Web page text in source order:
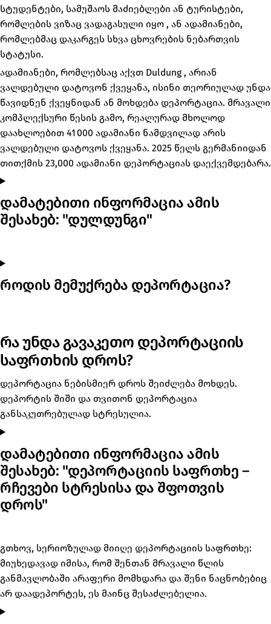
სტუდენტები, სამუშაოს მაძიებლები ან ტურისტები,
რომლების ვიზაც ვადაგასული იყო , ან ადამიანები,
რომლებმაც დაკარგეს სხვა ცხოვრების ნებართვის
სტატუსი.
ადამიანები, რომლებსაც აქვთ Duldung , არიან
ვალდებული დატოვონ ქვეყანა, ისინი თეორიულად უნდა
წავიდნენ ქვეყნიდან ან მოხდება დეპორტაცია. მრავალი
კომპლექსური წესის გამო, რეალურად მხოლოდ
დაახლოებით 41 000 ადამიანი ნამდვილად არის
ვალდებული დატოვოს ქვეყანა. 2025 წელს გერმანიიდან
თითქმის 23,000 ადამიანი დეპორტაციას დაექვემდებარა.
დამატებითი ინფორმაცია ამის
შესახებ: "დულდუნგი"
როდის მემუქრება დეპორტაცია?
რა უნდა გავაკეთო დეპორტაციის
საფრთხის დროს?
დეპორტაცია ნებისმიერ დროს შეიძლება მოხდეს.
დეპორტის შიში და თვითონ დეპორტაცია
განსაკუთრებულად სტრესულია.
დამატებითი ინფორმაცია ამის
შესახებ: "დეპორტაციის საფრთხე –
რჩევები სტრესისა და შფოთვის
დროს"
გთხოვ, სერიოზულად მიიღე დეპორტაციის საფრთხე:
მიუხედავად იმისა, რომ შენთან მრავალი წლის
განმავლობაში არაფერი მომხდარა და შენი ნაცნობებიც
არ დაადეპორტეს, ეს მაინც შესაძლებელია.